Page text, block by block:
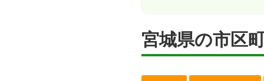
宮城県の市区